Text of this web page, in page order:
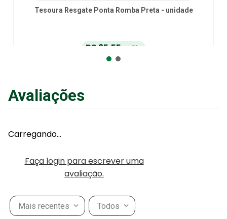
Tesoura Resgate Ponta Romba Preta - unidade
R$25,55no Pix
,90em até
Adicionar ao Carrinho
Avaliações
Carregando…
Faça login para escrever uma
avaliação.
Mais recentes Todos